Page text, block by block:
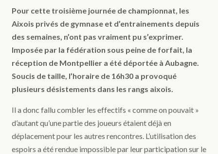
Pour cette troisième journée de championnat, les
Aixois privés de gymnase et d’entrainements depuis
des semaines, n’ont pas vraiment pu s’exprimer.
Imposée par la fédération sous peine de forfait, la
réception de Montpellier a été déportée à Aubagne.
Soucis de taille, l’horaire de 16h30 a provoqué
plusieurs désistements dans les rangs aixois.
Il a donc fallu combler les effectifs « comme on pouvait »
d’autant qu’une partie des joueurs étaient déjà en
déplacement pour les autres rencontres. L’utilisation des
espoirs a été rendue impossible par leur participation sur le